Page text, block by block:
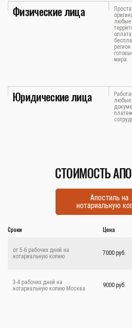
Физические лица
любые
мира.
Юридические лица
любые
СТОИМОСТЬ
Апостиль на
нотариальную
Сроки Цена
от 5-6 рабочих дней на
нотариальную копию
7000 руб.
3-4 рабочих дней на
нотариальную копию Москва
9000 руб.